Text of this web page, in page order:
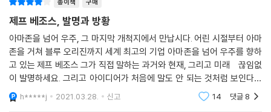
실패로 돌아갔습니다. 하지만 큰 성공들은 수천 개의 실패한 실험들을 만
회합니다.
--- p.75~76
블루 오리진은 제가 지금 하고 있는 가장 중요한 일입니다. 제게는 이 일에
대한 강한 확신이 있습니다. 그 기반에는 아주 간단한 논거가 자리하죠. 바
로 ‘지구는 최고의 행성’이라는 논거입니다.
우리가 깊이 생각해봐야 할 중요한 질문이 있습니다. “우리는 왜 우주로 가
고 변혁적인 발명은 사람들에게 자신들의 창의력을 펼칠 힘, 꿈을 펼칠 힘
을 선사”하기에 그에게 발명은 정말 중요한 가치였다.
그리고 그에게 중요한 또 하나는 바로 방황이다. 여기서 방황은 “그저 닥치
는 대로 아무것이나 하는 방황이 아닌, 분명 어떤 방향을 향해 나아가는 방
황”을 말한다. 발명과 방황에 대한 베조스의 이런 생각은 아마존을 떠날 예
정이라며 직원들에게 남긴 편지의 문구에도 그대로 드러난다.
“끊임없이 발명하세요. 그리고 아이디어가 처음에 말도 안 되는 것처럼 보
종이책 구매
제프 베조스, 발명과 방황
아마존을 넘어 우주, 그 마지막 개척지에서 만납시다. 어린 시절부터 아마
존을 거쳐 블루 오리진까지 세계 최고의 기업 아마존을 넘어 우주를 향하
고 있는 제프 베조스 그가 직접 말하는 과거와 현재, 그리고 미래 끊임없
이 발명하세요. 그리고 아이디어가 처음에 말도 안 되는 것처럼 보인다고
하더라도 절망하지 마세요. 방황하는 것을 잊지 마세요. 호기심이 여러분
의 나침반이 되
h*****j 2021.03.28. 신고 14 댓글 8